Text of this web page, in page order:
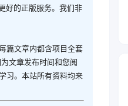
好的正版服务。我们非
篇文章内都含项目全套
文章发布时间和您阅
习。本站所有资料均来